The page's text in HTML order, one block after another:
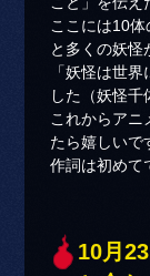
ここには10
と多くの妖怪
「妖怪は世
した（妖怪千
これからアニ
たら嬉しいで
作詞は初めて
10月